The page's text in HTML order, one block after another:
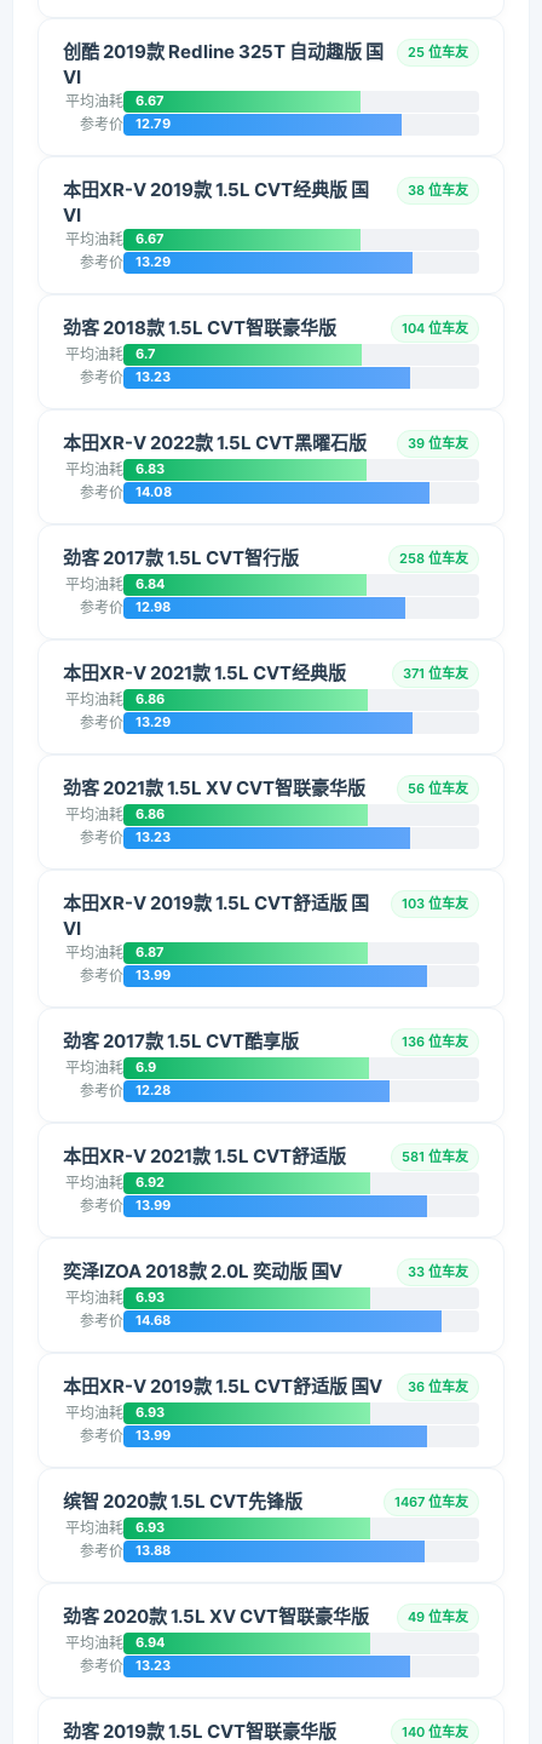
创酷 2019款 Redline 325T 自动趣版 国
VI
25 位车友
平均油耗 6.67
参考价 12.79
本田XR-V 2019款 1.5L CVT经典版 国
VI
38 位车友
平均油耗 6.67
参考价 13.29
劲客 2018款 1.5L CVT智联豪华版 104 位车友
平均油耗 6.7
参考价 13.23
本田XR-V 2022款 1.5L CVT黑曜石版 39 位车友
平均油耗 6.83
参考价 14.08
劲客 2017款 1.5L CVT智行版 258 位车友
平均油耗 6.84
参考价 12.98
本田XR-V 2021款 1.5L CVT经典版 371 位车友
平均油耗 6.86
参考价 13.29
劲客 2021款 1.5L XV CVT智联豪华版 56 位车友
平均油耗 6.86
参考价 13.23
本田XR-V 2019款 1.5L CVT舒适版 国
VI
103 位车友
平均油耗 6.87
参考价 13.99
劲客 2017款 1.5L CVT酷享版 136 位车友
平均油耗 6.9
参考价 12.28
本田XR-V 2021款 1.5L CVT舒适版 581 位车友
平均油耗 6.92
参考价 13.99
奕泽IZOA 2018款 2.0L 奕动版 国V 33 位车友
平均油耗 6.93
参考价 14.68
本田XR-V 2019款 1.5L CVT舒适版 国V 36 位车友
平均油耗 6.93
参考价 13.99
缤智 2020款 1.5L CVT先锋版 1467 位车友
平均油耗 6.93
参考价 13.88
劲客 2020款 1.5L XV CVT智联豪华版 49 位车友
平均油耗 6.94
参考价 13.23
劲客 2019款 1.5L CVT智联豪华版 140 位车友